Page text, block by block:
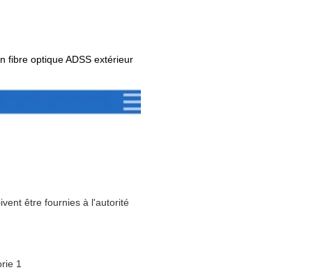
fibre optique ADSS extérieur
être fournies à l'autorité
1